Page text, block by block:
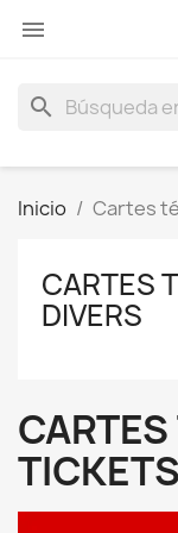

search
Inicio Cartes
CARTES
DIVERS